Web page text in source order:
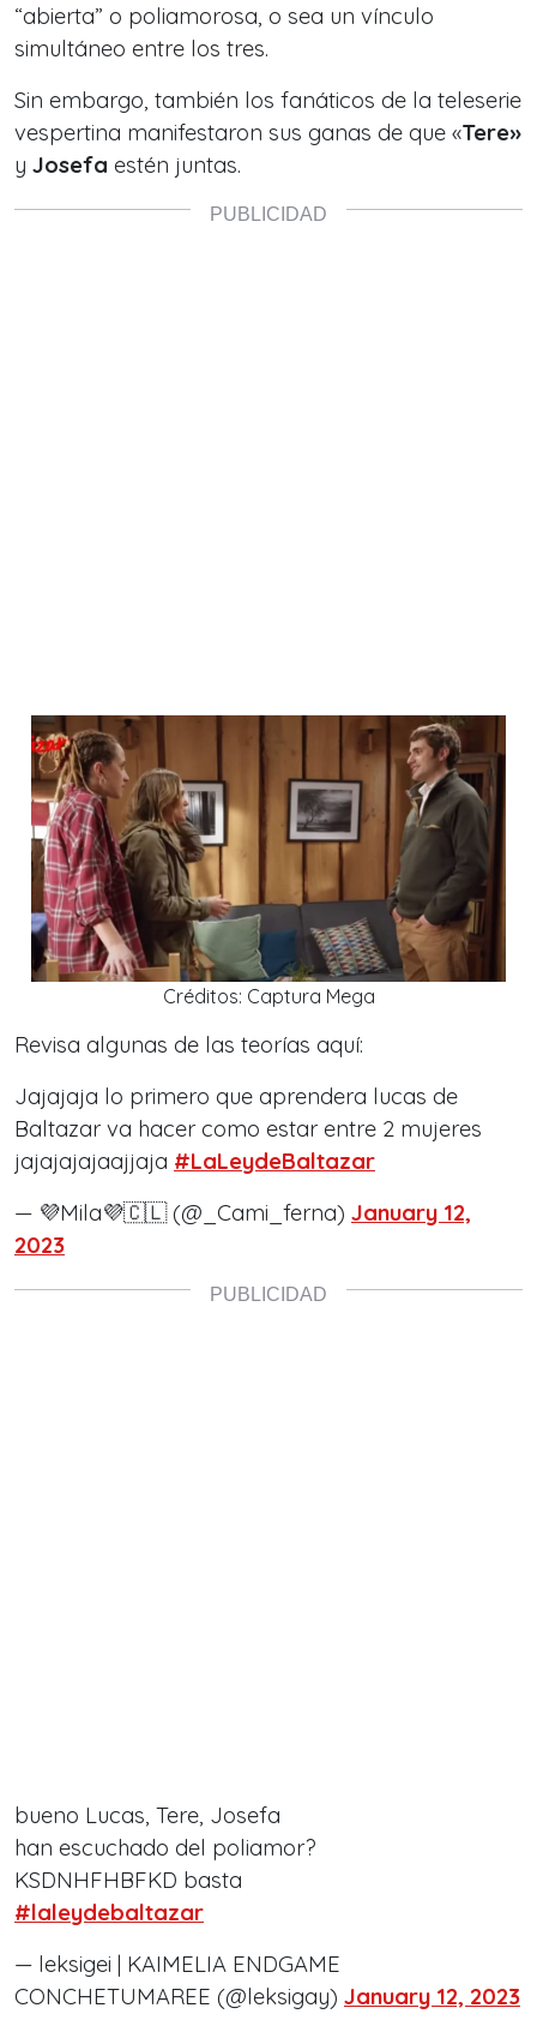
“abierta” o poliamorosa, o sea un vínculo
simultáneo entre los tres.
Sin embargo, también los fanáticos de la teleserie
vespertina manifestaron sus ganas de que «Tere»
y Josefa estén juntas.
Créditos: Captura Mega
Revisa algunas de las teorías aquí:
Jajajaja lo primero que aprendera lucas de
Baltazar va hacer como estar entre 2 mujeres
jajajajajaajjaja #LaLeydeBaltazar
— 💜Mila💜🇨🇱 (@_Cami_ferna) January 12,
2023
bueno Lucas, Tere, Josefa
han escuchado del poliamor?
KSDNHFHBFKD basta
#laleydebaltazar
— leksigei | KAIMELIA ENDGAME
CONCHETUMAREE (@leksigay) January 12, 2023